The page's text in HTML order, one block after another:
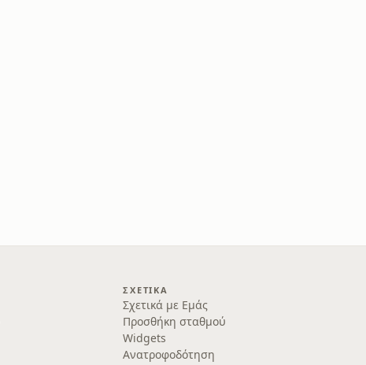
ΣΧΕΤΙΚΆ
Σχετικά με Εμάς
Προσθήκη σταθμού
Widgets
Ανατροφοδότηση